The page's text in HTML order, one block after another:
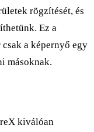
rögzítését, és
Ez a
a képernyő egy
másoknak.
kiválóan